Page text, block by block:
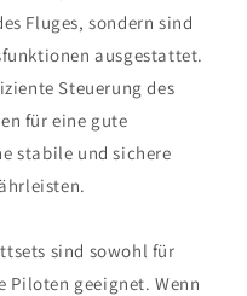
Fluges, sondern sind
ausgestattet.
Steuerung des
für eine gute
stabile und sichere
sind sowohl für
Piloten geeignet. Wenn